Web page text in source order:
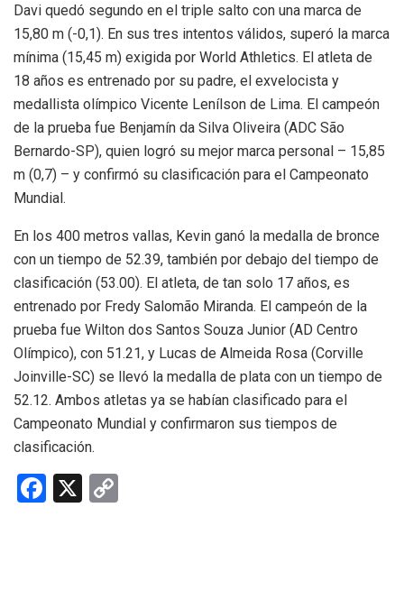
Davi quedó segundo en el triple salto con una marca de
15,80 m (-0,1). En sus tres intentos válidos, superó la marca
mínima (15,45 m) exigida por World Athletics. El atleta de
18 años es entrenado por su padre, el exvelocista y
medallista olímpico Vicente Lenílson de Lima. El campeón
de la prueba fue Benjamín da Silva Oliveira (ADC São
Bernardo-SP), quien logró su mejor marca personal – 15,85
m (0,7) – y confirmó su clasificación para el Campeonato
Mundial.
En los 400 metros vallas, Kevin ganó la medalla de bronce
con un tiempo de 52.39, también por debajo del tiempo de
clasificación (53.00). El atleta, de tan solo 17 años, es
entrenado por Fredy Salomão Miranda. El campeón de la
prueba fue Wilton dos Santos Souza Junior (AD Centro
Olímpico), con 51.21, y Lucas de Almeida Rosa (Corville
Joinville-SC) se llevó la medalla de plata con un tiempo de
52.12. Ambos atletas ya se habían clasificado para el
Campeonato Mundial y confirmaron sus tiempos de
clasificación.
F
X